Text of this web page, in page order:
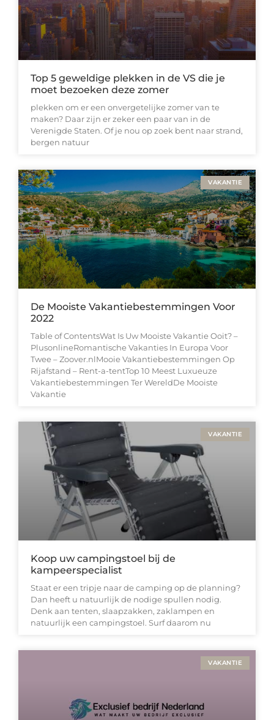
Top 5 geweldige plekken in de VS die je
moet bezoeken deze zomer
plekken om er een onvergetelijke zomer van te
maken? Daar zijn er zeker een paar van in de
Verenigde Staten. Of je nou op zoek bent naar strand,
bergen natuur
VAKANTIE
De Mooiste Vakantiebestemmingen Voor
2022
Table of ContentsWat Is Uw Mooiste Vakantie Ooit? –
PlusonlineRomantische Vakanties In Europa Voor
Twee – Zoover.nlMooie Vakantiebestemmingen Op
Rijafstand – Rent-a-tentTop 10 Meest Luxueuze
Vakantiebestemmingen Ter WereldDe Mooiste
Vakantie
VAKANTIE
Koop uw campingstoel bij de
kampeerspecialist
Staat er een tripje naar de camping op de planning?
Dan heeft u natuurlijk de nodige spullen nodig.
Denk aan tenten, slaapzakken, zaklampen en
natuurlijk een campingstoel. Surf daarom nu
VAKANTIE